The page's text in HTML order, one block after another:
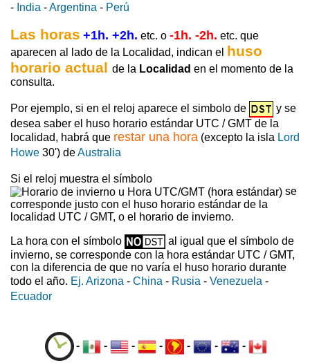
- India -Argentina - Perú
Las horas +1h. +2h. etc. o -1h. -2h. etc. que
aparecen al lado de la Localidad, indican el huso
horario actual de la Localidad en el momento de la
consulta.
Por ejemplo, si en el reloj aparece el simbolo de
y se
desea saber el huso horario estándar UTC / GMT de la
localidad, habrá que restar una hora (excepto la isla Lord
Howe 30') deAustralia
Si el reloj muestra el símbolo
se
corresponde justo con el huso horario estándar de la
localidad UTC / GMT, o el horario de invierno.
La hora con el símbolo
al igual que el símbolo de
invierno, se corresponde con la hora estándar UTC / GMT,
con la diferencia de que no varía el huso horario durante
todo el año. Ej. Arizona - China - Rusia - Venezuela -
Ecuador
- - - - - - -